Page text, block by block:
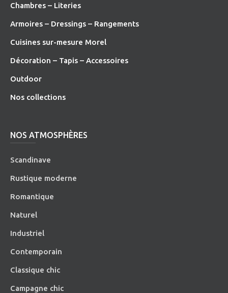
Chambres – Literies
Armoires – Dressings – Rangements
Cuisines sur-mesure Morel
Décoration – Tapis – Accessoires
Outdoor
Nos collections
NOS ATMOSPHÈRES
Scandinave
Rustique moderne
Romantique
Naturel
Industriel
Contemporain
Classique chic
Campagne chic